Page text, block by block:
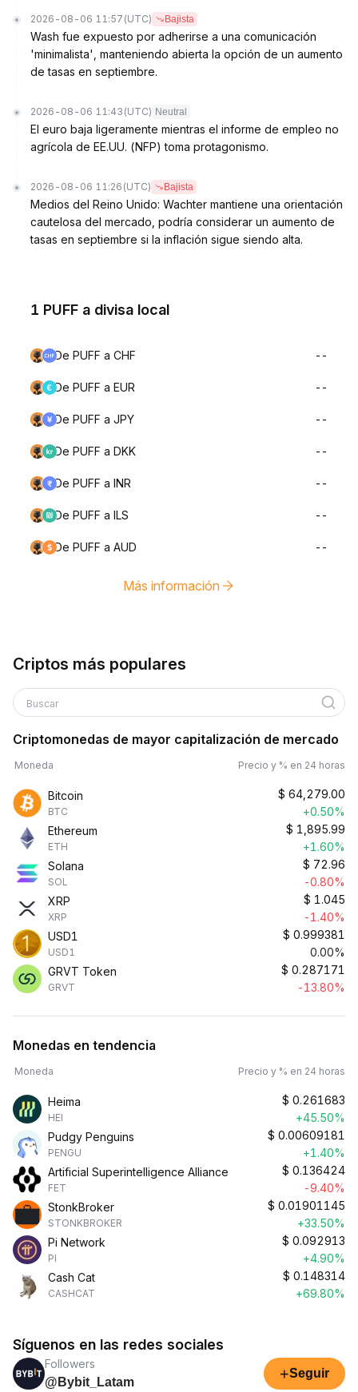
2026-08-06 11:57 (UTC) Bajista
Wash fue expuesto por adherirse a una comunicación
'minimalista', manteniendo abierta la opción de un aumento
de tasas en septiembre.
2026-08-06 11:43 (UTC) Neutral
El euro baja ligeramente mientras el informe de empleo no
agrícola de EE.UU. (NFP) toma protagonismo.
2026-08-06 11:26 (UTC) Bajista
Medios del Reino Unido: Wachter mantiene una orientación
cautelosa del mercado, podría considerar un aumento de
tasas en septiembre si la inflación sigue siendo alta.
1 PUFF a divisa local
De PUFF a CHF --
De PUFF a EUR --
De PUFF a JPY --
De PUFF a DKK --
De PUFF a INR --
De PUFF a ILS --
De PUFF a AUD --
Más información
Criptos más populares
Buscar
Criptomonedas de mayor capitalización de mercado
Moneda Precio y % en 24 horas
Bitcoin
BTC
$ 64,279.00
+0.50%
Ethereum
ETH
$ 1,895.99
+1.60%
Solana
SOL
$ 72.96
-0.80%
XRP
XRP
$ 1.045
-1.40%
USD1
USD1
$ 0.999381
0.00%
GRVT Token
GRVT
$ 0.287171
-13.80%
Monedas en tendencia
Moneda Precio y % en 24 horas
Heima
HEI
$ 0.261683
+45.50%
Pudgy Penguins
PENGU
$ 0.00609181
+1.40%
Artificial Superintelligence Alliance
FET
$ 0.136424
-9.40%
StonkBroker
STONKBROKER
$ 0.01901145
+33.50%
Pi Network
PI
$ 0.092913
+4.90%
Cash Cat
CASHCAT
$ 0.148314
+69.80%
Síguenos en las redes sociales
Followers
@Bybit_Latam
+Seguir